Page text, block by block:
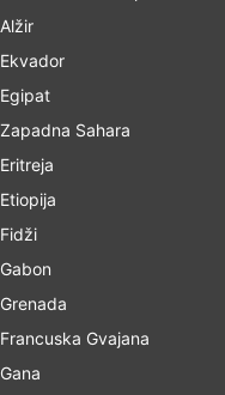
Alžir
Ekvador
Egipat
Zapadna Sahara
Eritreja
Etiopija
Fidži
Gabon
Grenada
Francuska Gvajana
Gana